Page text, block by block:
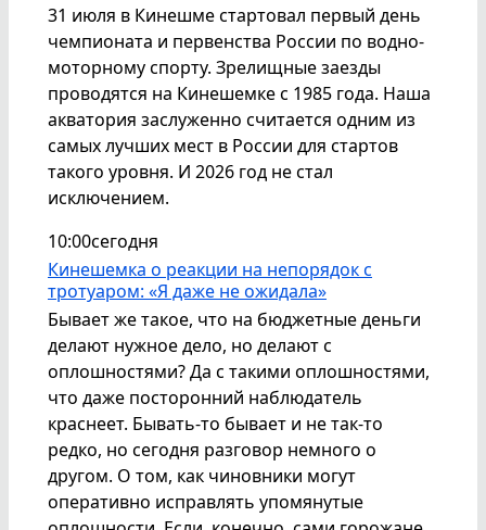
31 июля в Кинешме стартовал первый день
чемпионата и первенства России по водно-
моторному спорту. Зрелищные заезды
проводятся на Кинешемке с 1985 года. Наша
акватория заслуженно считается одним из
самых лучших мест в России для стартов
такого уровня. И 2026 год не стал
исключением.
10:00сегодня
Кинешемка о реакции на непорядок с
тротуаром: «Я даже не ожидала»
Бывает же такое, что на бюджетные деньги
делают нужное дело, но делают с
оплошностями? Да с такими оплошностями,
что даже посторонний наблюдатель
краснеет. Бывать-то бывает и не так-то
редко, но сегодня разговор немного о
другом. О том, как чиновники могут
оперативно исправлять упомянутые